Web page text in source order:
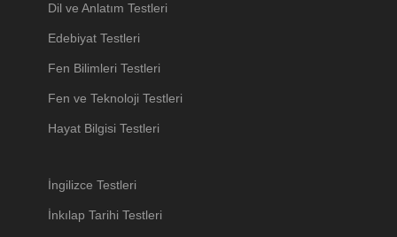
Dil ve Anlatım Testleri
Edebiyat Testleri
Fen Bilimleri Testleri
Fen ve Teknoloji Testleri
Hayat Bilgisi Testleri
İngilizce Testleri
İnkılap Tarihi Testleri